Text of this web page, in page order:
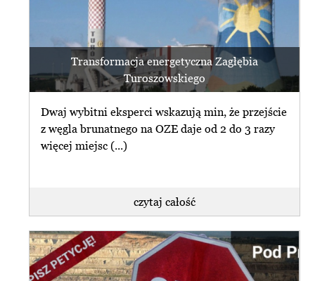
31 sierpnia Wojewódzki Sąd
Administracyjny w Warszawie
rozstrzygnie o zgodności z prawem
decyzji środowiskowej, (...)
czytaj całość
Termin orzeczenia NSA ws. Turowa
przesunięty
Naczelny Sąd Administracyjny
przeglądaj archiwum
subskrybuj newsletter
zrezygnuj z subskrybcji
przeglądaj archiwum
subskrybuj newsletter
zrezygnuj z subskrybcji
Transformacja energetyczna Zagłębia
Turoszowskiego
Dwaj wybitni eksperci wskazują min, że przejście
z węgla brunatnego na OZE daje od 2 do 3 razy
więcej miejsc (...)
czytaj całość